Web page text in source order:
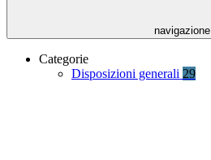
navigazione
Categorie
Disposizioni generali 29